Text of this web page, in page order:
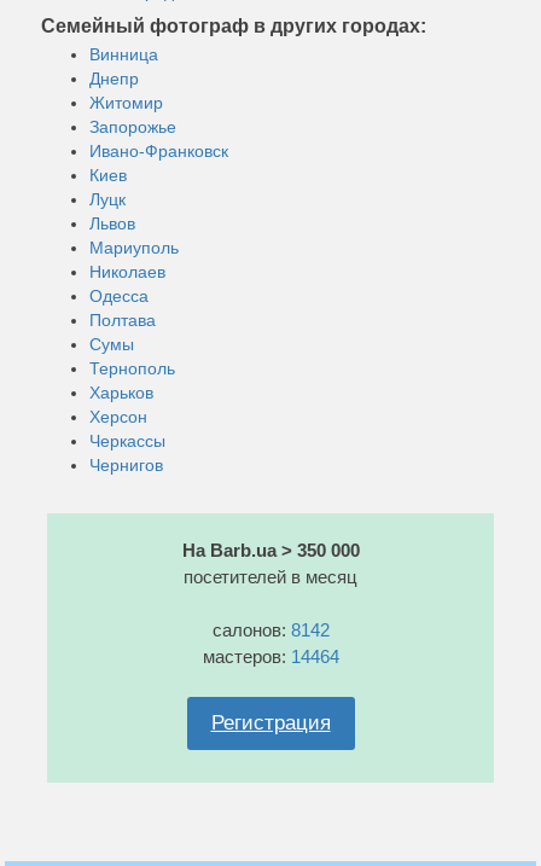
Семейный фотограф в других городах:
Винница
Днепр
Житомир
Запорожье
Ивано-Франковск
Киев
Луцк
Львов
Мариуполь
Николаев
Одесса
Полтава
Сумы
Тернополь
Харьков
Херсон
Черкассы
Чернигов
На Barb.ua > 350 000
посетителей в месяц
салонов: 8142
мастеров: 14464
Регистрация